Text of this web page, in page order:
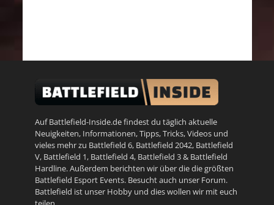
Auf Battlefield-Inside.de findest du täglich aktuelle
Neuigkeiten, Informationen, Tipps, Tricks, Videos und
vieles mehr zu Battlefield 6, Battlefield 2042, Battlefield
V, Battlefield 1, Battlefield 4, Battlefield 3& Battlefield
Hardline. Außerdem berichten wir über die die größten
Battlefield Esport Events. Besucht auch unser Forum.
Battlefield ist unser Hobby und dies wollen wir mit euch